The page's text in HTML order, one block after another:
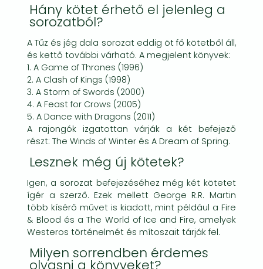
Hány kötet érhető el jelenleg a
sorozatból?
A Tűz és jég dala sorozat eddig öt fő kötetből áll,
és kettő további várható. A megjelent könyvek:
1. A Game of Thrones (1996)
2. A Clash of Kings (1998)
3. A Storm of Swords (2000)
4. A Feast for Crows (2005)
5. A Dance with Dragons (2011)
A rajongók izgatottan várják a két befejező
részt: The Winds of Winter és A Dream of Spring.
Lesznek még új kötetek?
Igen, a sorozat befejezéséhez még két kötetet
ígér a szerző. Ezek mellett George R.R. Martin
több kísérő művet is kiadott, mint például a Fire
& Blood és a The World of Ice and Fire, amelyek
Westeros történelmét és mítoszait tárják fel.
Milyen sorrendben érdemes
olvasni a könyveket?